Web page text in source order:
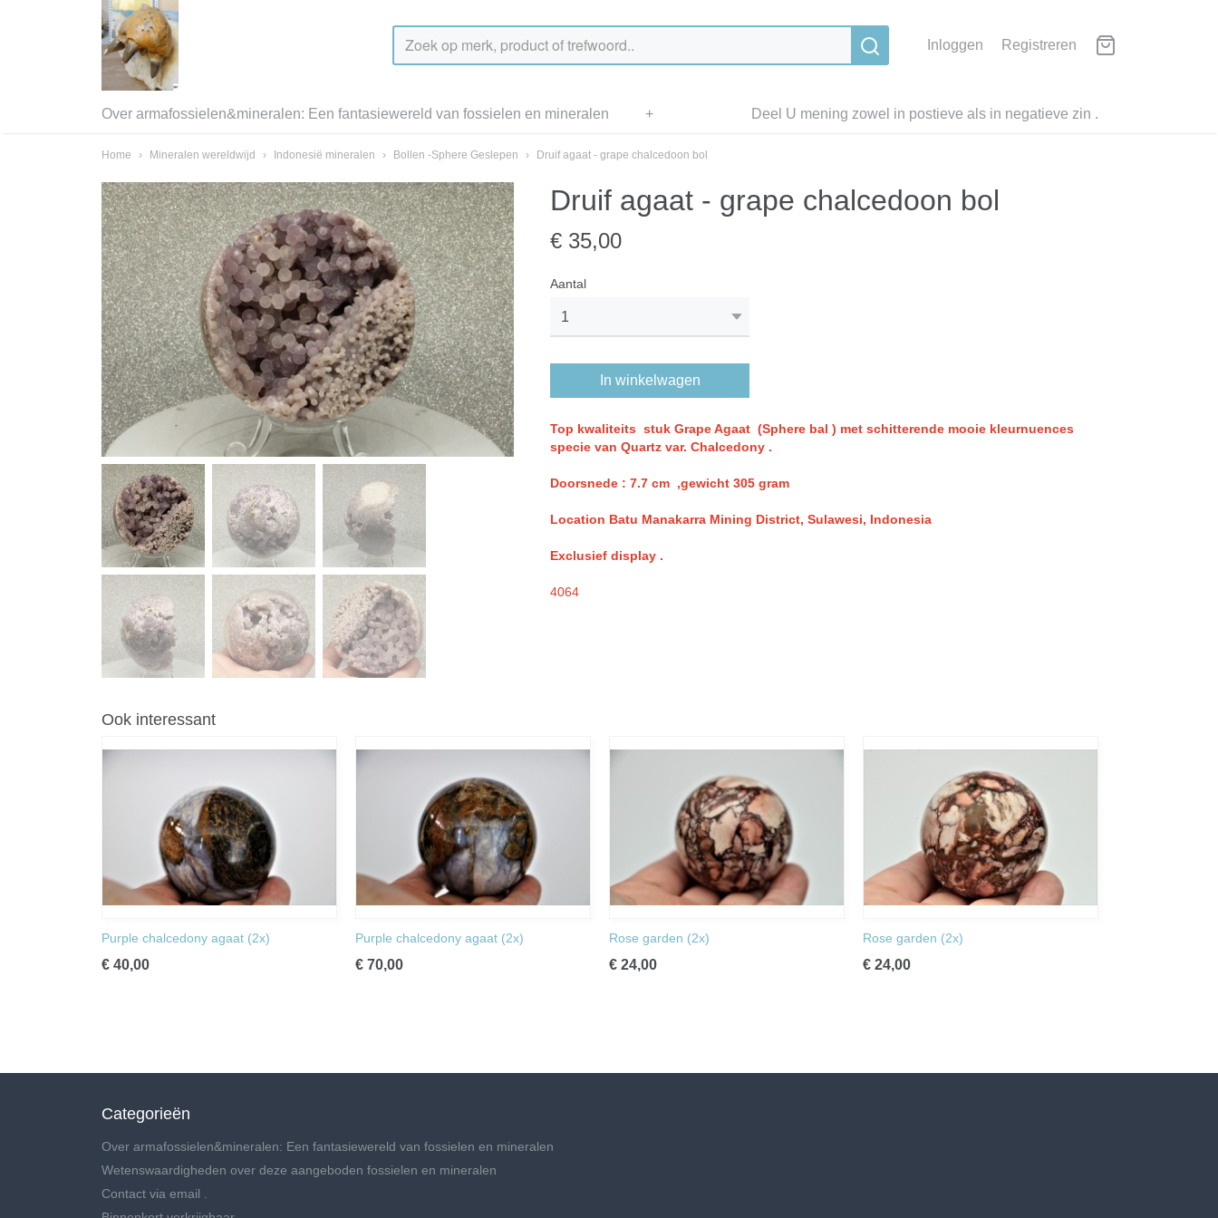
Inloggen Registreren
Deel U mening zowel in postieve als in negatieve zin .
Over armafossielen&mineralen: Een fantasiewereld van fossielen en mineralen +
Home › Mineralen wereldwijd › Indonesië mineralen › Bollen -Sphere Geslepen › Druif agaat - grape chalcedoon bol
Druif agaat - grape chalcedoon bol
€ 35,00
Aantal
In winkelwagen
Top kwaliteits stuk Grape Agaat (Sphere bal ) met schitterende mooie kleurnuences
specie van Quartz var. Chalcedony .
Doorsnede : 7.7 cm ,gewicht 305 gram
Location Batu Manakarra Mining District, Sulawesi, Indonesia
Exclusief display .
4064
Ook interessant
Purple chalcedony agaat (2x)
€ 40,00
Purple chalcedony agaat (2x)
€ 70,00
Rose garden (2x)
€ 24,00
Rose garden (2x)
€ 24,00
Categorieën
Over armafossielen&mineralen: Een fantasiewereld van fossielen en mineralen
Wetenswaardigheden over deze aangeboden fossielen en mineralen
Contact via email .